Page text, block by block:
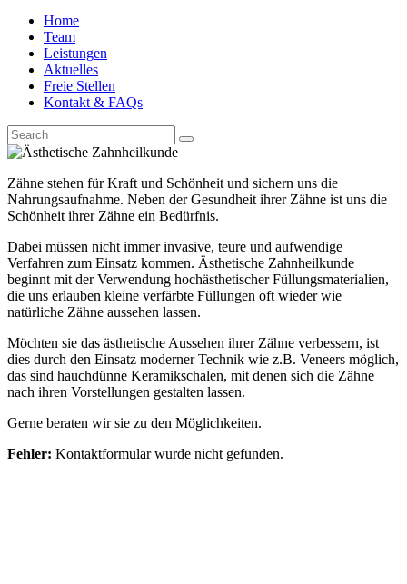
Home
Team
Leistungen
Aktuelles
Freie Stellen
Kontakt & FAQs
Zähne stehen für Kraft und Schönheit und sichern uns die
Nahrungsaufnahme. Neben der Gesundheit ihrer Zähne ist uns die
Schönheit ihrer Zähne ein Bedürfnis.
Dabei müssen nicht immer invasive, teure und aufwendige
Verfahren zum Einsatz kommen. Ästhetische Zahnheilkunde
beginnt mit der Verwendung hochästhetischer Füllungsmaterialien,
die uns erlauben kleine verfärbte Füllungen oft wieder wie
natürliche Zähne aussehen lassen.
Möchten sie das ästhetische Aussehen ihrer Zähne verbessern, ist
dies durch den Einsatz moderner Technik wie z.B. Veneers möglich,
das sind hauchdünne Keramikschalen, mit denen sich die Zähne
nach ihren Vorstellungen gestalten lassen.
Gerne beraten wir sie zu den Möglichkeiten.
Fehler: Kontaktformular wurde nicht gefunden.